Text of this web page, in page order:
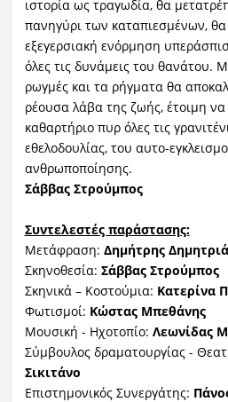
ιστορία ως τραγωδία, θα
πανηγύρι των καταπιεσμένων,
εξεγερσιακή ενόρμηση
όλες τις δυνάμεις του θανάτου.
ρωγμές και τα ρήγματα θα
ρέουσα λάβα της ζωής, έτοιμη να
καθαρτήριο πυρ όλες τις
εθελοδουλίας, του αυτο-
ανθρωποποίησης.
Σάββας Στρούμπος
Συντελεστές παράστασης:
Μετάφραση: Δημήτρης
Σκηνοθεσία: Σάββας Στρούμπος
Σκηνικά – Κοστούμια: Κατερίνα
Φωτισμοί: Κώστας Μπεθάνης
Μουσική - Ηχοτοπίο: Λεωνίδας
Σύμβουλος δραματουργίας -
Σικιτάνο
Επιστημονικός Συνεργάτης: